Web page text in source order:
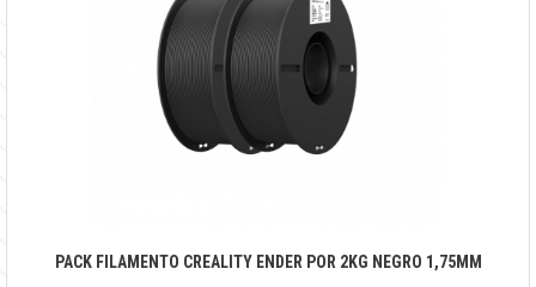
PACK FILAMENTO CREALITY ENDER POR 2KG NEGRO 1,75MM